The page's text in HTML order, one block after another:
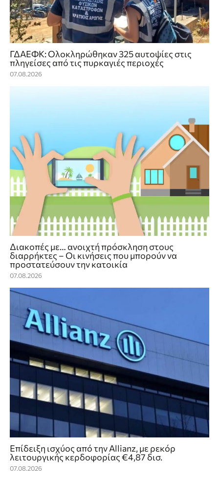
ΓΔΑΕΦΚ: Ολοκληρώθηκαν 325 αυτοψίες στις
πληγείσες από τις πυρκαγιές περιοχές
07.08.2026
Διακοπές με… ανοιχτή πρόσκληση στους
διαρρήκτες – Οι κινήσεις που μπορούν να
προστατεύσουν την κατοικία
07.08.2026
Επίδειξη ισχύος από την Allianz, με ρεκόρ
λειτουργικής κερδοφορίας €4,87 δισ.
07.08.2026